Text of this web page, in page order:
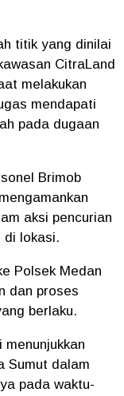
titik yang dinilai
CitraLand
melakukan
mendapati
pada dugaan
Brimob
aksi pencurian
di lokasi.
Polsek Medan
dan proses
berlaku.
menunjukkan
Sumut dalam
pada waktu-